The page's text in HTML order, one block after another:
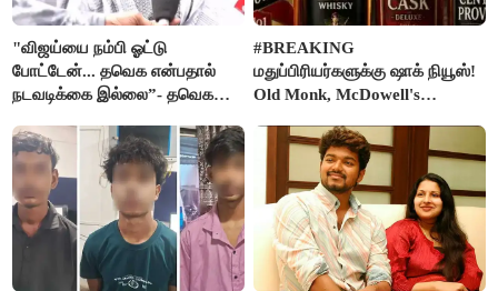
"விஜய்யை நம்பி ஓட்டு
போட்டேன்... தவெக என்பதால்
நடவடிக்கை இல்லை”- தவெக
கதறல்
#BREAKING
மதுப்பிரியர்களுக்கு ஷாக் நியூஸ்!
Old Monk, McDowell's
FSSAI தடை